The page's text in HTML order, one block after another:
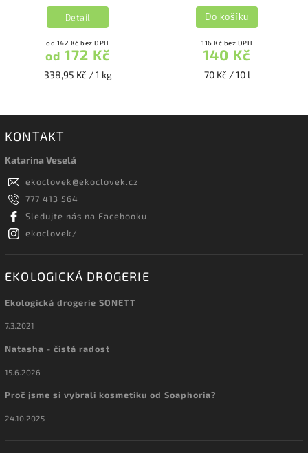
od 142 Kč bez DPH
od 172 Kč
338,95 Kč / 1 kg
Detail
116 Kč bez DPH
140 Kč
70 Kč / 10 l
Do košíku
KONTAKT
Katarina Veselá
ekoclovek@ekoclovek.cz
777 413 564
Sledujte nás na Facebooku
ekoclovek/
EKOLOGICKÁ DROGERIE
Ekologická drogerie SONETT
7.3.2021
Natasha - čistá radost
15.6.2026
Proč jsme si vybrali kosmetiku od Soaphoria?
24.10.2025